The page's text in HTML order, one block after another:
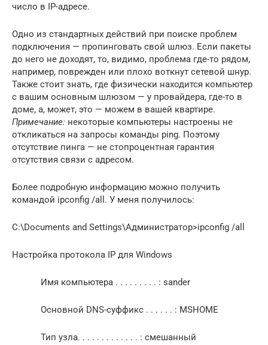
число в IP-адресе.
Одно из стандартных действий при поиске проблем
подключения — пропинговать свой шлюз. Если пакеты
до него не доходят, то, видимо, проблема где-то рядом,
например, поврежден или плохо воткнут сетевой шнур.
Также стоит знать, где физически находится компьютер
с вашим основным шлюзом — у провайдера, где-то в
доме, а, может, это — можем в вашей квартире.
Примечание: некоторые компьютеры настроены не
откликаться на запросы команды ping. Поэтому
отсутствие пинга — не стопроцентная гарантия
отсутствия связи с адресом.
Более подробную информацию можно получить
командой ipconfig /all. У меня получилось:
C:\Documents and Settings\Администратор>ipconfig /all
Настройка протокола IP для Windows
Имя компьютера . . . . . . . . . : sander
Основной DNS-суффикс . . . . . . : MSHOME
Тип узла. . . . . . . . . . . . . : смешанный